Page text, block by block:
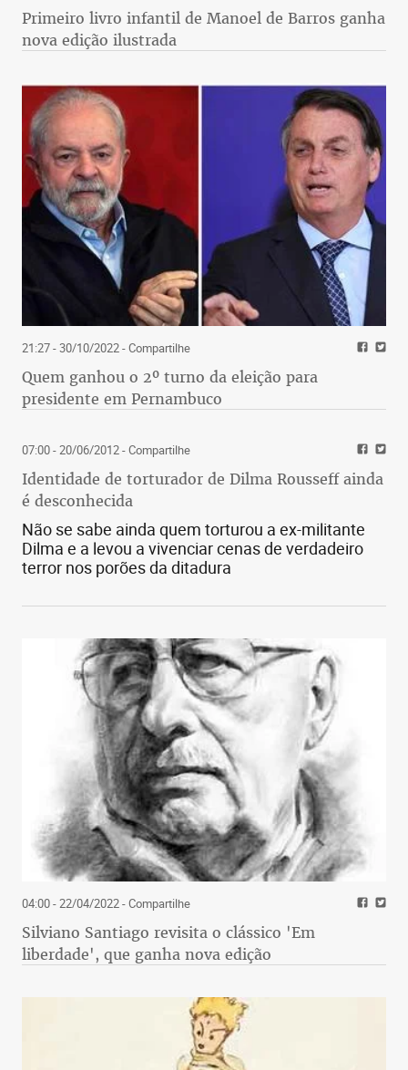
Primeiro livro infantil de Manoel de Barros ganha
nova edição ilustrada
21:27 - 30/10/2022- Compartilhe
Quem ganhou o 2º turno da eleição para
presidente em Pernambuco
07:00 - 20/06/2012- Compartilhe
Identidade de torturador de Dilma Rousseff ainda
é desconhecida
Não se sabe ainda quem torturou a ex-militante
Dilma e a levou a vivenciar cenas de verdadeiro
terror nos porões da ditadura
04:00 - 22/04/2022- Compartilhe
Silviano Santiago revisita o clássico 'Em
liberdade', que ganha nova edição